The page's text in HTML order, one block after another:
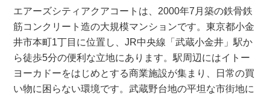
エアーズシティアクアコートは、2000年7月築の鉄骨鉄
筋コンクリート造の大規模マンションです。東京都小金
井市本町1丁目に位置し、JR中央線「武蔵小金井」駅か
ら徒歩5分の便利な立地にあります。駅周辺にはイトー
ヨーカドーをはじめとする商業施設が集まり、日常の買
い物に困らない環境です。武蔵野台地の平坦な市街地に